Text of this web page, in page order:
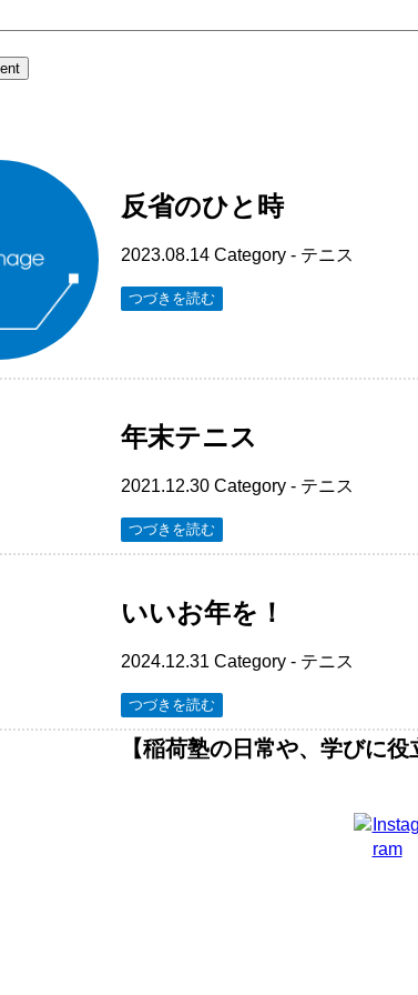
反省のひと時
2023.08.14 Category - テニス
つづきを読む
年末テニス
2021.12.30 Category - テニス
つづきを読む
いいお年を！
2024.12.31 Category - テニス
つづきを読む
【稲荷塾の日常や、学びに